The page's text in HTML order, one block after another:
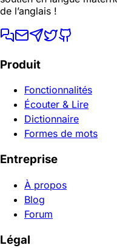
de l’anglais !
Produit
Fonctionnalités
Écouter & Lire
Dictionnaire
Formes de mots
Entreprise
À propos
Blog
Forum
Légal